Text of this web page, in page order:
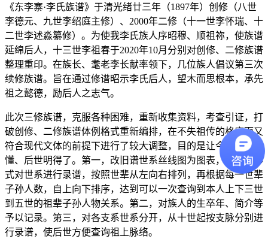
《东李寨·李氏族谱》于清光绪廿三年（1897年）创修（八世
李德元、九世李绍庭主修）、2000年二修（十一世李怀瑞、十
二世李述淼纂修）。为使我李氏族人序昭穆、顺祖祢，使族谱
延绵后人，十三世李祖春于2020年10月分别对创修、二修族谱
整理重印。在族长、耄老李长献率领下，几位族人倡议第三次
续修族谱。旨在通过修谱昭示李氏后人，望木而思根本，承先
祖之懿德，励后人之志气。
此次三修族谱，克服各种困难，重新收集资料，考查引证，打
破创修、二修族谱体例格式重新编排，在不失祖传的格序而又
符合现代文体的前提下进行了较大调整，目的是让今人看得
懂、后世明得了。第一，改旧谱世系丝线图为图表，用图表形
式对世系进行录谱，按照世辈从左向右排列，再根据每一世辈
子孙人数，自上向下排序，达到可以一次查询到本人上下三世
到五世的祖辈子孙人物关系。第二，对族人的生卒年、简介等
予以记录。第三，对各支系世系分开，从十世起按支脉分别进
行录谱，使后世方便查询祖上脉络。